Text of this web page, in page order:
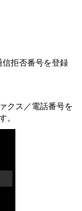
拒否番号を登録
クス／電話番号を
。